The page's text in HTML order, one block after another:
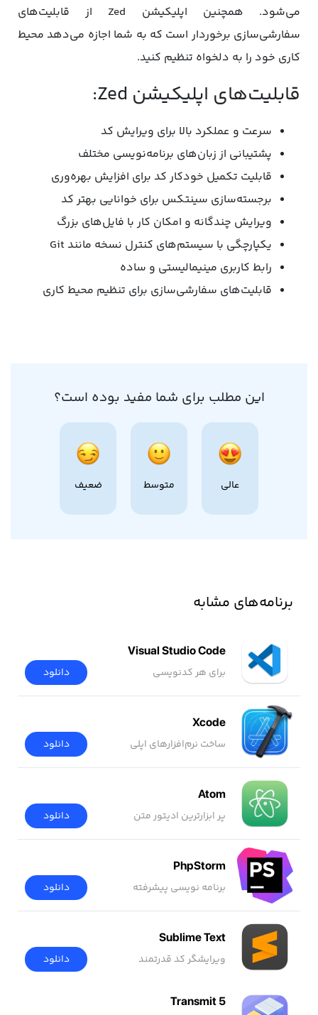
می‌شود. همچنین اپلیکیشن Zed از قابلیت‌های
سفارشی‌سازی برخوردار است که به شما اجازه می‌دهد محیط
کاری خود را به دلخواه تنظیم کنید.
قابلیت‌های اپلیکیشن Zed:
سرعت و عملکرد بالا برای ویرایش کد
پشتیبانی از زبان‌های برنامه‌نویسی مختلف
قابلیت تکمیل خودکار کد برای افزایش بهره‌وری
برجسته‌سازی سینتکس برای خوانایی بهتر کد
ویرایش چندگانه و امکان کار با فایل‌های بزرگ
یکپارچگی با سیستم‌های کنترل نسخه مانند Git
رابط کاربری مینیمالیستی و ساده
قابلیت‌های سفارشی‌سازی برای تنظیم محیط کاری
این مطلب برای شما مفید بوده است؟
عالی متوسط ضعیف
برنامه‌های مشابه
Visual Studio Code
برای هر کدنویسی دانلود
Xcode
ساخت نرم‌افزار‌های اپلی دانلود
Atom
پر ابزارترین ادیتور متن دانلود
PhpStorm
برنامه نویسی پیشرفته دانلود
Sublime Text
ویرایشگر کد قدرتمند دانلود
Transmit 5